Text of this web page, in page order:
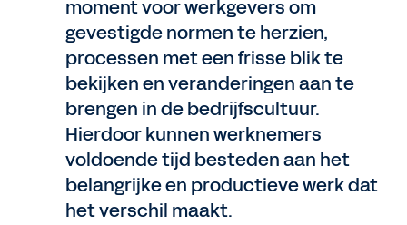
moment voor werkgevers om
gevestigde normen te herzien,
processen met een frisse blik te
bekijken en veranderingen aan te
brengen in de bedrijfscultuur.
Hierdoor kunnen werknemers
voldoende tijd besteden aan het
belangrijke en productieve werk dat
het verschil maakt.